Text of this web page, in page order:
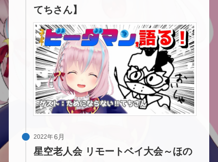
てちさん】
2022年
星空老人会 リモートベイ大会～ほの